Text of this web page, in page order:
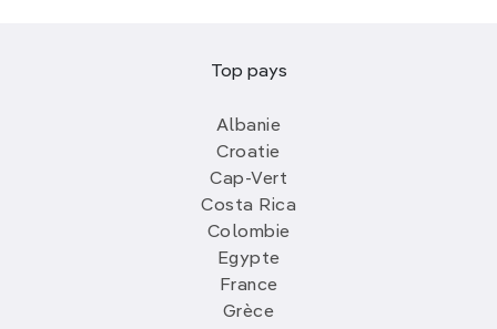
Top pays
Albanie
Croatie
Cap-Vert
Costa Rica
Colombie
Egypte
France
Grèce